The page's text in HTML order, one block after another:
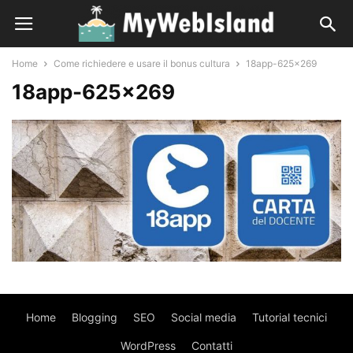
Home Come richiedere e usare il bonus cultura 18app-625x269
18app-625×269
Home Blogging SEO Social media Tutorial tecnici
WordPress Contatti